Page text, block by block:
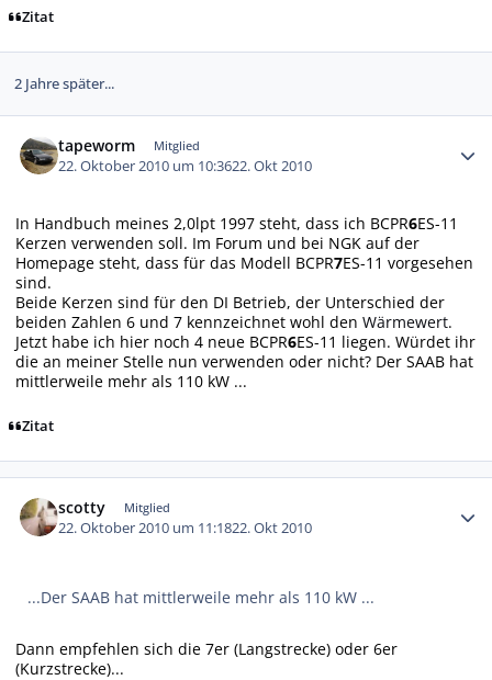
Zitat
2 Jahre später...
tapeworm Mitglied
22. Oktober 2010 um 10:3622. Okt 2010
In Handbuch meines 2,0lpt 1997 steht, dass ich BCPR6ES-11
Kerzen verwenden soll. Im Forum und bei NGK auf der
Homepage steht, dass für das Modell BCPR7ES-11 vorgesehen
sind.
Beide Kerzen sind für den DI Betrieb, der Unterschied der
beiden Zahlen 6 und 7 kennzeichnet wohl den Wärmewert.
Jetzt habe ich hier noch 4 neue BCPR6ES-11 liegen. Würdet ihr
die an meiner Stelle nun verwenden oder nicht? Der SAAB hat
mittlerweile mehr als 110 kW ...
Zitat
scotty Mitglied
22. Oktober 2010 um 11:1822. Okt 2010
...Der SAAB hat mittlerweile mehr als 110 kW ...
Dann empfehlen sich die 7er (Langstrecke) oder 6er
(Kurzstrecke)...